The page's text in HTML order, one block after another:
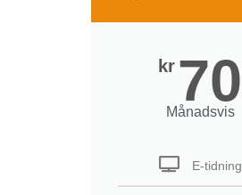
kr 70
Månadsvis
E-tidning